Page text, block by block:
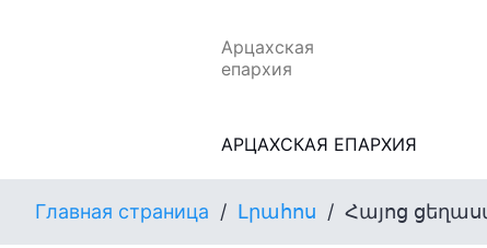
Арцахская
епархия
АРЦАХСКАЯ ЕПАРХИЯ
Главная страница / Լրահոս / Հայոց